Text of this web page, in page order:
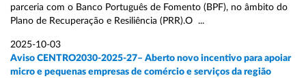
parceria com o Banco Português de Fomento (BPF), no âmbito do
Plano de Recuperação e Resiliência (PRR).O ...
2025-10-03
Aviso CENTRO2030-2025-27– Aberto novo incentivo para apoiar
micro e pequenas empresas de comércio e serviços da região